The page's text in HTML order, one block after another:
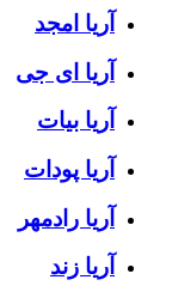
آریا امجد
آریا ای جی
آریا بیات
آریا پودات
آریا رادمهر
آریا زند